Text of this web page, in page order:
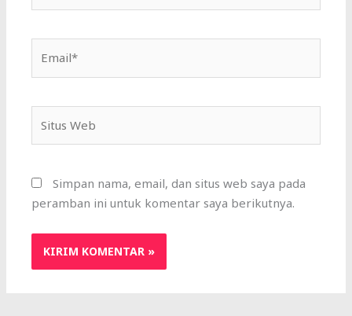
Web
Simpan nama, email, dan situs web saya pada
peramban ini untuk komentar saya berikutnya.